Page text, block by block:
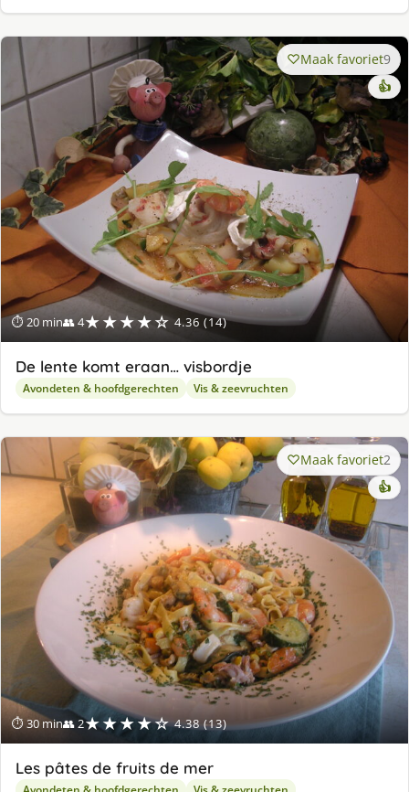
⏱ 20 min👥 4★★★★☆ 4.36 (14)
Maak favoriet9
👍
De lente komt eraan… visbordje
Avondeten & hoofdgerechten Vis & zeevruchten
⏱ 30 min👥 2★★★★☆ 4.38 (13)
Maak favoriet2
👍
Les pâtes de fruits de mer